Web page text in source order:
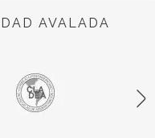
AVALADA